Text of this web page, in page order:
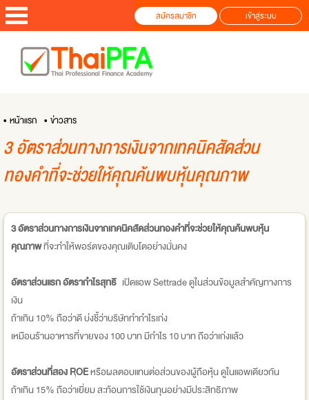
สมัครสมาชิก เข้าสู่ระบบ
• หน้าแรก • ข่าวสาร
3 อัตราส่วนทางการเงินจากเทคนิคสัดส่วน
ทองคำที่จะช่วยให้คุณค้นพบหุ้นคุณภาพ
3 อัตราส่วนทางการเงินจากเทคนิคสัดส่วนทองคำที่จะช่วยให้คุณค้นพบหุ้น
คุณภาพที่จะทำให้พอร์ตของคุณเติบโตอย่างมั่นคง
อัตราส่วนแรก อัตรากำไรสุทธิ เปิดแอพ Settrade ดูในส่วนข้อมูลสำคัญทางการ
เงิน
ถ้าเกิน 10% ถือว่าดี บ่งชี้ว่าบริษัททำกำไรเก่ง
เหมือนร้านอาหารที่ขายของ 100 บาท มีกำไร 10 บาท ถือว่าเก่งแล้ว
อัตราส่วนที่สอง ROEหรือผลตอบแทนต่อส่วนของผู้ถือหุ้น ดูในแอพเดียวกัน
ถ้าเกิน 15% ถือว่าเยี่ยม สะท้อนการใช้เงินทุนอย่างมีประสิทธิภาพ